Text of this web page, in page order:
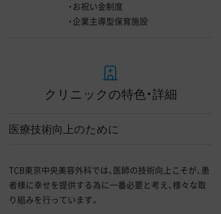
・お祝い金制度
・企業主導型保育施設
クリニックの特色・詳細
医療技術向上のために
TCB東京中央美容外科では、医師の技術向上こそが、患
者様に幸せを提供する為に一番必要と考え、様々な取
り組みを行っています。